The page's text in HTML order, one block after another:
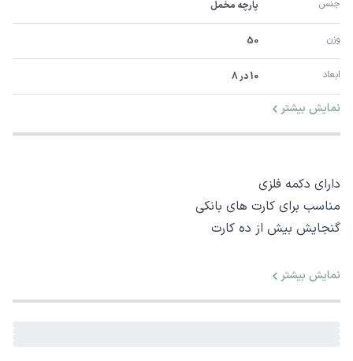
جنس پارچه مخمل
وزن 50
ابعاد 10 در 8
نمایش بیشتر
دارای دکمه فلزی
مناسب برای کارت های بانکی
گنجایش بیش از ده کارت
نمایش بیشتر